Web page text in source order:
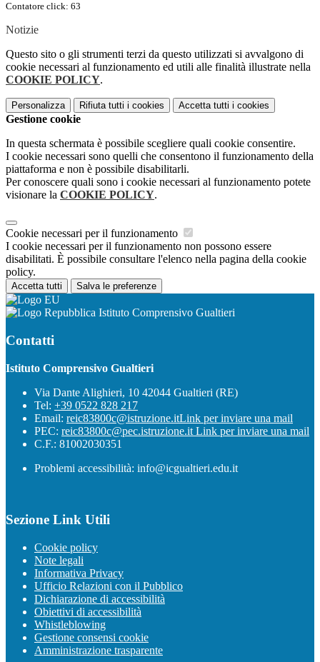
Contatore click: 63
Notizie
Questo sito o gli strumenti terzi da questo utilizzati si avvalgono di
cookie necessari al funzionamento ed utili alle finalità illustrate nella
COOKIE POLICY.
Personalizza Rifiuta tutti i cookies Accetta tutti i cookies
Gestione cookie
In questa schermata è possibile scegliere quali cookie consentire.
I cookie necessari sono quelli che consentono il funzionamento della
piattaforma e non è possibile disabilitarli.
Per conoscere quali sono i cookie necessari al funzionamento potete
visionare la COOKIE POLICY.
Cookie necessari per il funzionamento
I cookie necessari per il funzionamento non possono essere
disabilitati. È possibile consultare l'elenco nella pagina della cookie
policy.
Accetta tutti Salva le preferenze
Istituto Comprensivo Gualtieri
Contatti
Istituto Comprensivo Gualtieri
Via Dante Alighieri, 10 42044 Gualtieri (RE)
Tel: +39 0522 828 217
Email: reic83800c@istruzione.itLink per inviare una mail
PEC: reic83800c@pec.istruzione.it Link per inviare una mail
C.F.: 81002030351
Problemi accessibilità: info@icgualtieri.edu.it
Sezione Link Utili
Cookie policy
Note legali
Informativa Privacy
Ufficio Relazioni con il Pubblico
Dichiarazione di accessibilità
Obiettivi di accessibilità
Whistleblowing
Gestione consensi cookie
Amministrazione trasparente